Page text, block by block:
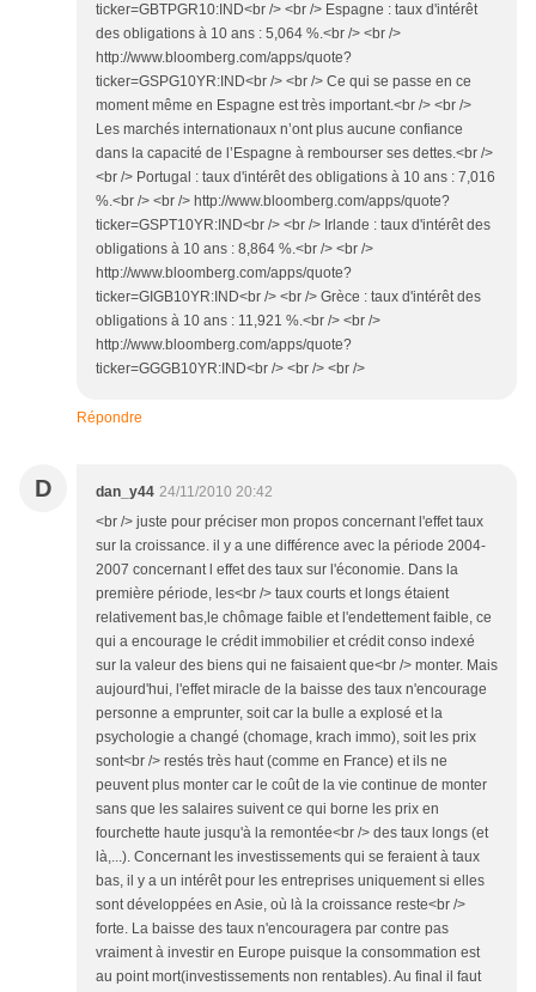
ticker=GBTPGR10:IND<br /> <br /> Espagne : taux d'intérêt
des obligations à 10 ans : 5,064 %.<br /> <br />
http://www.bloomberg.com/apps/quote?
ticker=GSPG10YR:IND<br /> <br /> Ce qui se passe en ce
moment même en Espagne est très important.<br /> <br />
Les marchés internationaux n’ont plus aucune confiance
dans la capacité de l’Espagne à rembourser ses dettes.<br />
<br /> Portugal : taux d'intérêt des obligations à 10 ans : 7,016
%.<br /> <br /> http://www.bloomberg.com/apps/quote?
ticker=GSPT10YR:IND<br /> <br /> Irlande : taux d'intérêt des
obligations à 10 ans : 8,864 %.<br /> <br />
http://www.bloomberg.com/apps/quote?
ticker=GIGB10YR:IND<br /> <br /> Grèce : taux d'intérêt des
obligations à 10 ans : 11,921 %.<br /> <br />
http://www.bloomberg.com/apps/quote?
ticker=GGGB10YR:IND<br /> <br /> <br />
Répondre
D dan_y44 24/11/2010 20:42
<br /> juste pour préciser mon propos concernant l'effet taux
sur la croissance. il y a une différence avec la période 2004-
2007 concernant l effet des taux sur l'économie. Dans la
première période, les<br /> taux courts et longs étaient
relativement bas,le chômage faible et l'endettement faible, ce
qui a encourage le crédit immobilier et crédit conso indexé
sur la valeur des biens qui ne faisaient que<br /> monter. Mais
aujourd'hui, l'effet miracle de la baisse des taux n'encourage
personne a emprunter, soit car la bulle a explosé et la
psychologie a changé (chomage, krach immo), soit les prix
sont<br /> restés très haut (comme en France) et ils ne
peuvent plus monter car le coût de la vie continue de monter
sans que les salaires suivent ce qui borne les prix en
fourchette haute jusqu'à la remontée<br /> des taux longs (et
là,...). Concernant les investissements qui se feraient à taux
bas, il y a un intérêt pour les entreprises uniquement si elles
sont développées en Asie, où là la croissance reste<br />
forte. La baisse des taux n'encouragera par contre pas
vraiment à investir en Europe puisque la consommation est
au point mort(investissements non rentables). Au final il faut